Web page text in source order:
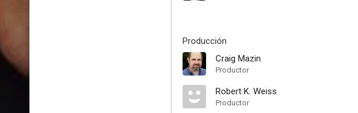
Producción
Craig Mazin
Productor
Robert K. Weiss
Productor